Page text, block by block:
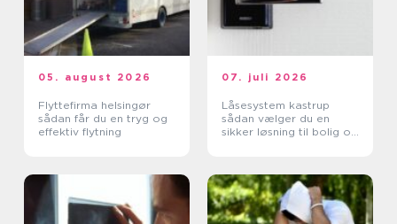
05. august 2026
Flyttefirma helsingør
sådan får du en tryg og
effektiv flytning
07. juli 2026
Låsesystem kastrup
sådan vælger du en
sikker løsning til bolig og